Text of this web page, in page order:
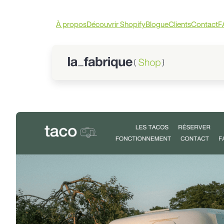
À proposDécouvrir ShopifyBlogueClientsContact